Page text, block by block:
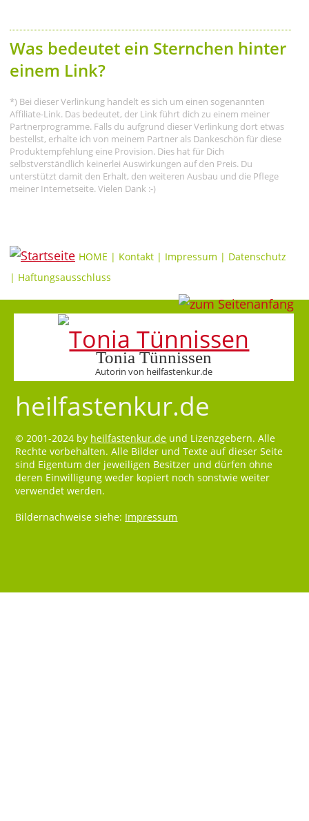
Was bedeutet ein Sternchen hinter
einem Link?
*) Bei dieser Verlinkung handelt es sich um einen sogenannten
Affiliate-Link. Das bedeutet, der Link führt dich zu einem meiner
Partnerprogramme. Falls du aufgrund dieser Verlinkung dort etwas
bestellst, erhalte ich von meinem Partner als Dankeschön für diese
Produktempfehlung eine Provision. Dies hat für Dich
selbstverständlich keinerlei Auswirkungen auf den Preis. Du
unterstützt damit den Erhalt, den weiteren Ausbau und die Pflege
meiner Internetseite. Vielen Dank :-)
HOME | Kontakt | Impressum | Datenschutz
| Haftungsausschluss
Tonia Tünnissen
Autorin von heilfastenkur.de
heilfastenkur.de
© 2001-2024 by heilfastenkur.de und Lizenzgebern. Alle
Rechte vorbehalten. Alle Bilder und Texte auf dieser Seite
sind Eigentum der jeweiligen Besitzer und dürfen ohne
deren Einwilligung weder kopiert noch sonstwie weiter
verwendet werden.
Bildernachweise siehe: Impressum